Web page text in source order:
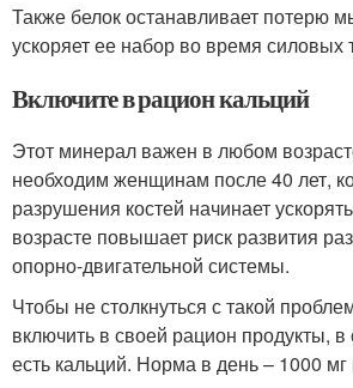
Также белок останавливает потерю
ускоряет ее набор во время силовых
Включите в рацион кальций
Этот минерал важен в любом
необходим женщинам после 40 лет,
разрушения костей начинает
возрасте повышает риск развития
опорно-двигательной системы.
Чтобы не столкнуться с такой
включить в своей рацион продукты, в
есть кальций. Норма в день – 1000